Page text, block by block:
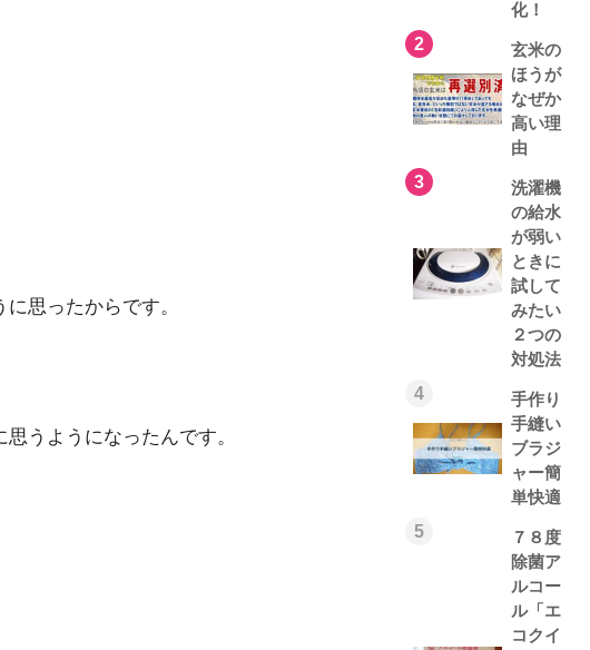
思ったからです。
うようになったんです。
化！
2
玄米の
ほうが
なぜか
高い理
由
3
洗濯機
の給水
が弱い
ときに
試して
みたい
２つの
対処法
4
手作り
手縫い
ブラジ
ャー簡
単快適
5
７８度
除菌ア
ルコー
ル「エ
コクイ